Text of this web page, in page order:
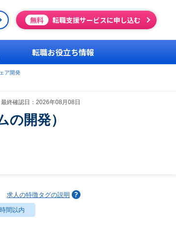
無料 転職支援サービスに申し込む
転職お役立ち情報
ア開発
終確認日：2026年08月08日
開発）
求人の特徴タグの説明
間以内